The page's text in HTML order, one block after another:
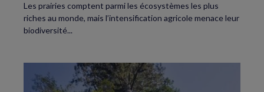
Les prairies comptent parmi les écosystèmes les plus
riches au monde, mais l’intensification agricole menace leur
biodiversité...